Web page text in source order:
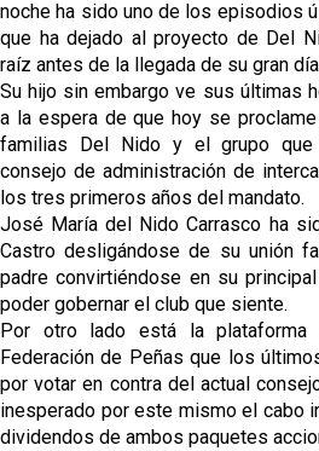
noche ha sido uno de los episodios
que ha dejado al proyecto de Del
raíz antes de la llegada de su gran
Su hijo sin embargo ve sus últimas
a la espera de que hoy se
familias Del Nido y el grupo que
consejo de administración de
los tres primeros años del mandato.
José María del Nido Carrasco ha
Castro desligándose de su unión
padre convirtiéndose en su
poder gobernar el club que siente.
Por otro lado está la plataforma
Federación de Peñas que los
por votar en contra del actual
inesperado por este mismo el cabo
dividendos de ambos paquetes